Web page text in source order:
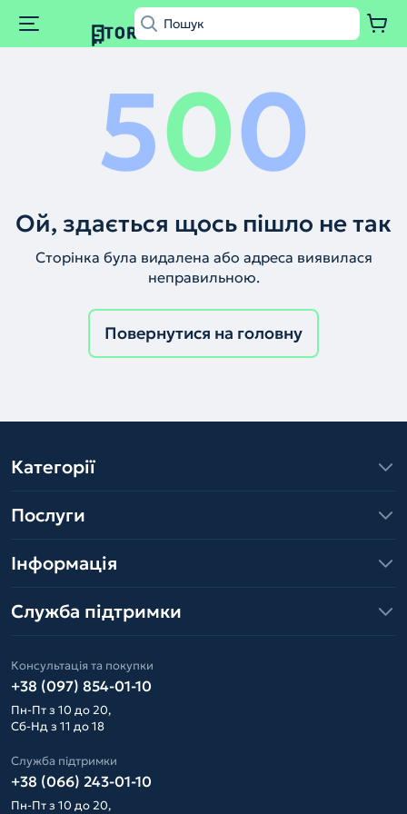
500
Ой, здається щось пішло не так
Сторінка була видалена або адреса виявилася
неправильною.
Повернутися на головну
Категорії
Послуги
Інформація
Служба підтримки
Консультація та покупки
+38 (097) 854-01-10
Пн-Пт з 10 до 20,
Сб-Нд з 11 до 18
Служба підтримки
+38 (066) 243-01-10
Пн-Пт з 10 до 20,